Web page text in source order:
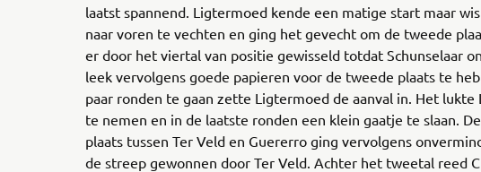
laatst spannend. Ligtermoed kende een matige start maar
naar voren te vechten en ging het gevecht om de tweede
er door het viertal van positie gewisseld totdat Schunselaar
leek vervolgens goede papieren voor de tweede plaats te
paar ronden te gaan zette Ligtermoed de aanval in. Het
te nemen en in de laatste ronden een klein gaatje te slaan.
plaats tussen Ter Veld en Guererro ging vervolgens
de streep gewonnen door Ter Veld. Achter het tweetal reed